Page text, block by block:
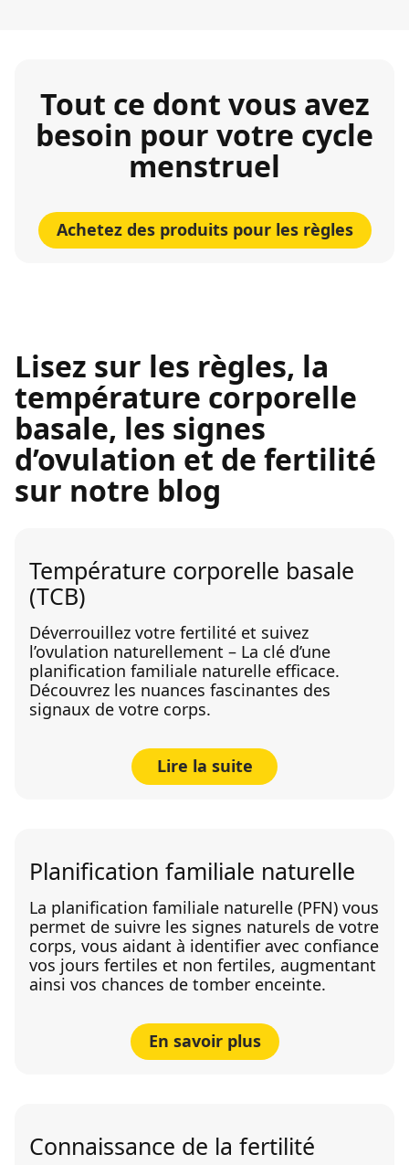
Tout ce dont vous avez
besoin pour votre cycle
menstruel
Achetez des produits pour les règles
Lisez sur les règles, la
température corporelle
basale, les signes
d’ovulation et de fertilité
sur notre blog
Température corporelle basale
(TCB)
Déverrouillez votre fertilité et suivez
l’ovulation naturellement – La clé d’une
planification familiale naturelle efficace.
Découvrez les nuances fascinantes des
signaux de votre corps.
Lire la suite
Planification familiale naturelle
La planification familiale naturelle (PFN) vous
permet de suivre les signes naturels de votre
corps, vous aidant à identifier avec confiance
vos jours fertiles et non fertiles, augmentant
ainsi vos chances de tomber enceinte.
En savoir plus
Connaissance de la fertilité